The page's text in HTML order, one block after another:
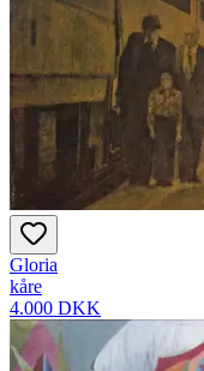
Gloria
kåre
4.000 DKK